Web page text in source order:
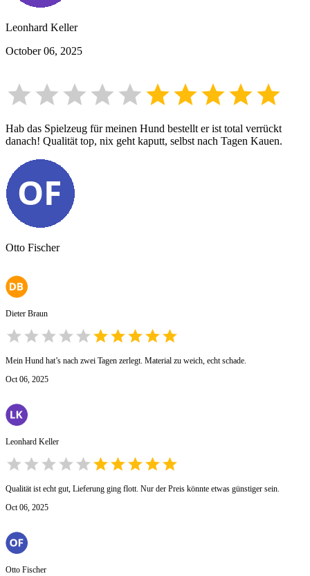
Leonhard Keller
October 06, 2025
Hab das Spielzeug für meinen Hund bestellt er ist total verrückt
danach! Qualität top, nix geht kaputt, selbst nach Tagen Kauen.
Otto Fischer
Dieter Braun
Mein Hund hat’s nach zwei Tagen zerlegt. Material zu weich, echt schade.
Oct 06, 2025
Leonhard Keller
Qualität ist echt gut, Lieferung ging flott. Nur der Preis könnte etwas günstiger sein.
Oct 06, 2025
Otto Fischer